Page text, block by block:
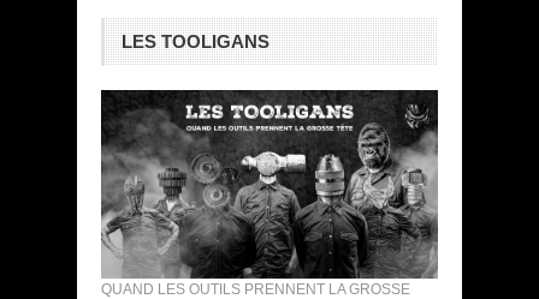
LES TOOLIGANS
QUAND LES OUTILS PRENNENT LA GROSSE